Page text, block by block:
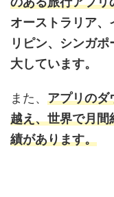
オーストラリア、
リピン、シンガ
大しています。
また、 アプリの
越え、世界で月
績があります。